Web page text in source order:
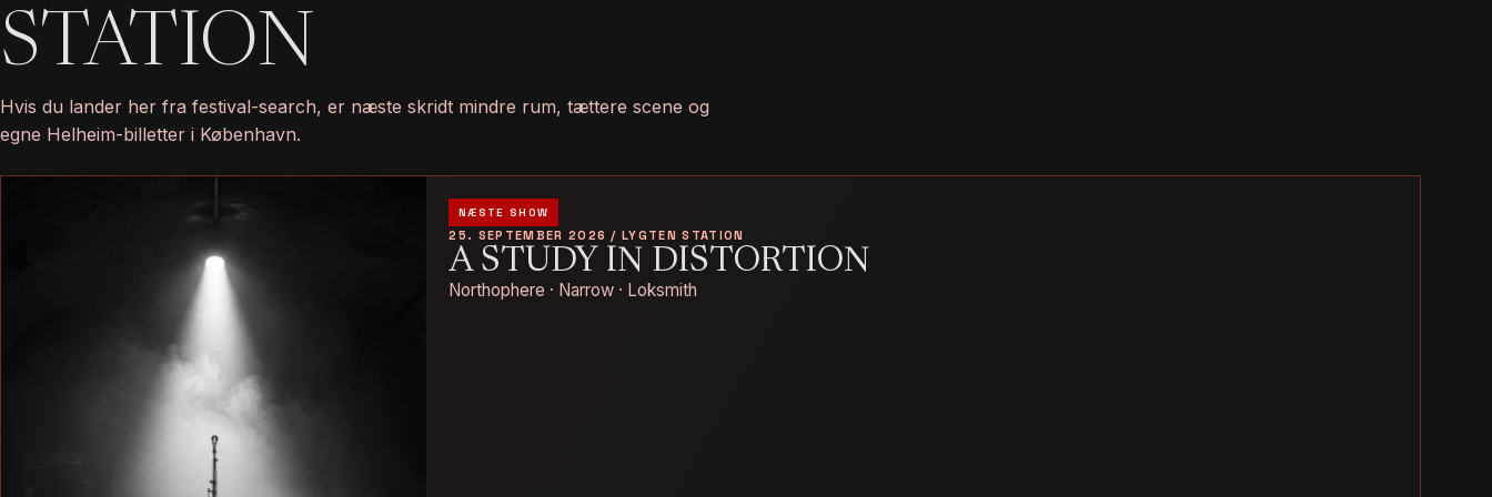
STATION
Hvis du lander her fra festival-search, er næste skridt mindre rum, tættere scene og
egne Helheim-billetter i København.
NÆSTE SHOW
25. SEPTEMBER 2026 / LYGTEN STATION
A STUDY IN DISTORTION
Northophere · Narrow · Loksmith